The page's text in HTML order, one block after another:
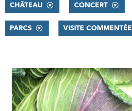
CHÂTEAU CONCERT
PARCS VISITE COMMENTÉE
RÉSULTATS